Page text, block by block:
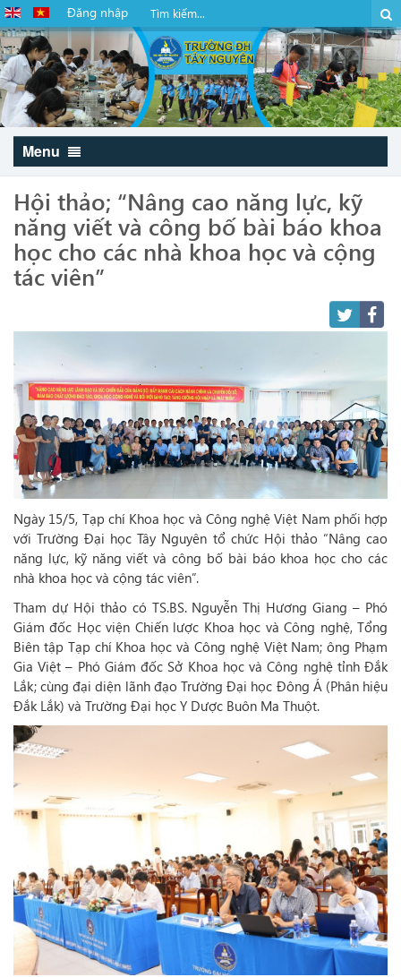
Đăng nhập
Menu
Hội thảo; “Nâng cao năng lực, kỹ
năng viết và công bố bài báo khoa
học cho các nhà khoa học và cộng
tác viên”
Ngày 15/5, Tạp chí Khoa học và Công nghệ Việt Nam phối hợp
với Trường Đại học Tây Nguyên tổ chức Hội thảo “Nâng cao
năng lực, kỹ năng viết và công bố bài báo khoa học cho các
nhà khoa học và cộng tác viên”.
Tham dự Hội thảo có TS.BS. Nguyễn Thị Hương Giang – Phó
Giám đốc Học viện Chiến lược Khoa học và Công nghệ, Tổng
Biên tập Tạp chí Khoa học và Công nghệ Việt Nam; ông Phạm
Gia Việt – Phó Giám đốc Sở Khoa học và Công nghệ tỉnh Đắk
Lắk; cùng đại diện lãnh đạo Trường Đại học Đông Á (Phân hiệu
Đắk Lắk) và Trường Đại học Y Dược Buôn Ma Thuột.